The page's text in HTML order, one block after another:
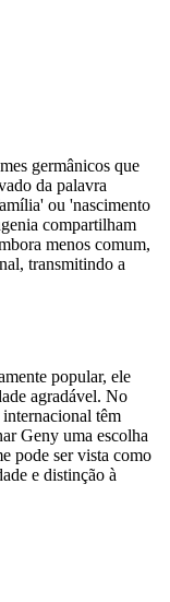
germânicos que
da palavra
ou 'nascimento
compartilham
menos comum,
transmitindo a
popular, ele
agradável. No
têm
Geny uma escolha
pode ser vista como
e distinção à